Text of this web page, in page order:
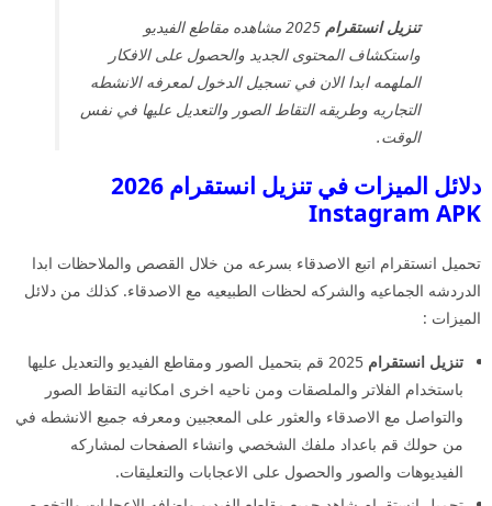
تنزيل انستقرام
2025 مشاهده مقاطع الفيديو
واستكشاف المحتوى الجديد والحصول على الافكار
الملهمه ابدا الان في تسجيل الدخول لمعرفه الانشطه
التجاريه وطريقه التقاط الصور والتعديل عليها في نفس
الوقت.
دلائل الميزات في تنزيل انستقرام 2026
Instagram APK
تحميل انستقرام اتبع الاصدقاء بسرعه من خلال القصص والملاحظات ابدا
الدردشه الجماعيه والشركه لحظات الطبيعيه مع الاصدقاء. كذلك من دلائل
الميزات :
تنزيل انستقرام
2025 قم بتحميل الصور ومقاطع الفيديو والتعديل عليها
باستخدام الفلاتر والملصقات ومن ناحيه اخرى امكانيه التقاط الصور
والتواصل مع الاصدقاء والعثور على المعجبين ومعرفه جميع الانشطه في
من حولك قم باعداد ملفك الشخصي وانشاء الصفحات لمشاركه
الفيديوهات والصور والحصول على الاعجابات والتعليقات.